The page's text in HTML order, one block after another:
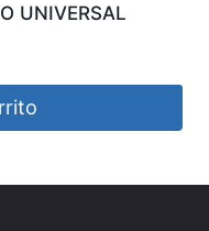
UNIVERSAL